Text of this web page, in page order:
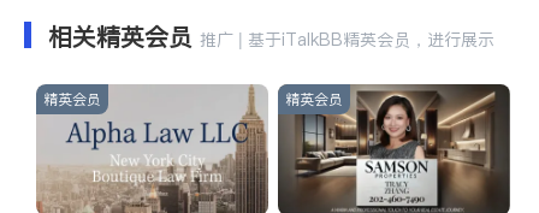
相关精英会员 推广 | 基于iTalkBB精英会员，进行展示
精英会员 精英会员